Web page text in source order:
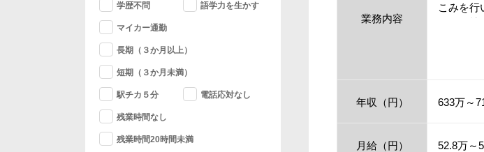
学歴不問 語学力を生かす
マイカー通勤
長期（３か月以上）
短期（３か月未満）
駅チカ５分 電話応対なし
残業時間なし
残業時間20時間未満
業務内容
こみを行
◆弊社独
ロクロ
▶「自分
年収（円） 633万～
月給（円） 52.8万～